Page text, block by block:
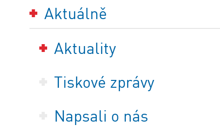
Aktuálně
Aktuality
Tiskové zprávy
Napsali o nás